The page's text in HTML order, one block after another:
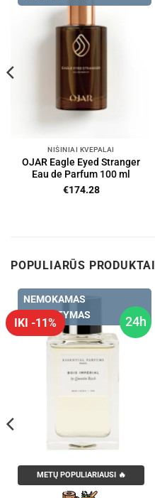
NIŠINIAI KVEPALAI
OJAR Eagle Eyed Stranger
Eau de Parfum 100 ml
€174.28
POPULIARŪS PRODUKTAI
24h
IKI -11%
NEMOKAMAS
PRISTATYMAS
METŲ POPULIARIAUSI 🔥